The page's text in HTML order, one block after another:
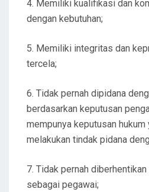
4. Memiliki kualifikasi dan
dengan kebutuhan;
5. Memiliki integritas dan
tercela;
6. Tidak pernah dipidana
berdasarkan keputusan
mempunya keputusan
melakukan tindak pidana
7. Tidak pernah
sebagai pegawai;